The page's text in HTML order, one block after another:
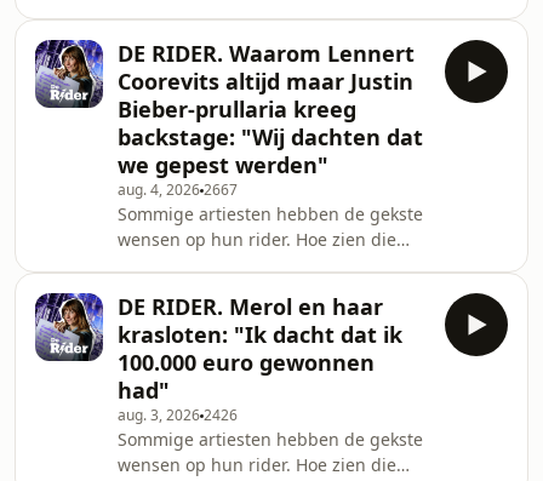
muziekpodcast &lsquo;De
rider&rsquo;. In deze aflevering:
Jeroen De Pessemier en Wiebe
Loccufier van The Subs. Al twintig jaar
staan ze samen op het podium en
maken ze van hun shows collectieve
emotie. Ze experimenteren met hun
muziek en hun rider. Al is er &e
DE RIDER. Waarom Lennert
Coorevits altijd maar Justin
Bieber-prullaria kreeg
backstage: "Wij dachten dat
we gepest werden"
aug. 4, 20262667
Sommige artiesten hebben de gekste
wensen op hun rider. Hoe zien die
podcast &lsquo;De rider&rsquo;. In
deze aflevering: met Lenny Lenny
gaat Lennert Coorevits op zoek naar
zijn eigen sound, los van de Compact
Disk Dummies. Toch blijft ook zijn
nieuwste project een family affair. Zijn
rider? Die is al even Gents als hij zelf,
DE RIDER. Merol en haar
krasloten: "Ik dacht dat ik
100.000 euro gewonnen
had"
aug. 3, 20262426
Sommige artiesten hebben de gekste
wensen op hun rider. Hoe zien die